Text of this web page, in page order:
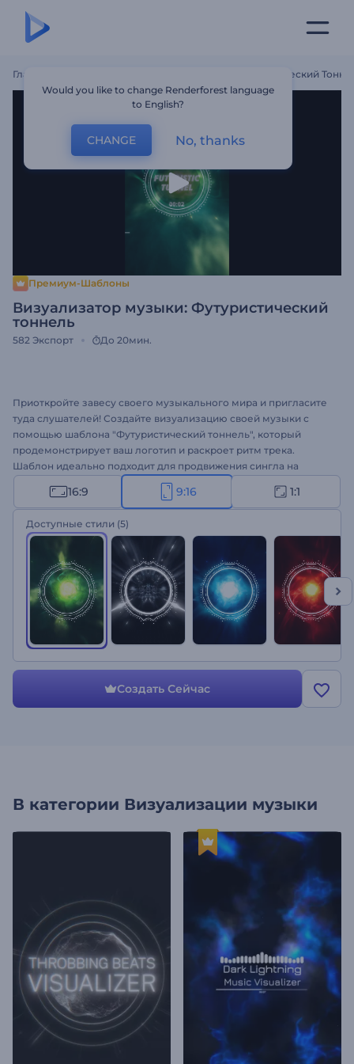
Главная Визуализатор Музыки: Футуристический
Премиум-Шаблоны
Визуализатор музыки: Футуристический
тоннель
582 Экспорт До 20мин.
Приоткройте завесу своего музыкального мира и пригласите
туда слушателей! Создайте визуализацию своей музыки с
помощью шаблона "Футуристический тоннель", который
продемонстрирует ваш логотип и раскроет ритм трека.
Шаблон идеально подходит для продвижения сингла на
YouTube и на других социальных сетях или платформах.
Привлеките новых слушателей - оформите визуализацию
своего трека!
16:9 9:16 1:1
Доступные стили (5)
Создать Сейчас
В категории Визуализации музыки
Would you like to change Renderforest language
to English?
CHANGE No, thanks